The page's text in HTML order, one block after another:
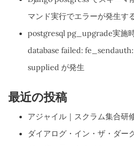
マンド実行でエラーが発生す
postgresql pg_upgrade実施
database failed:
supplied が発生
最近の投稿
アジャイル｜スクラム集合研
ダイアログ・イン・ザ・ダー